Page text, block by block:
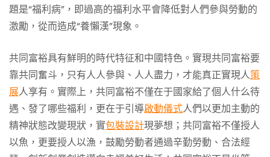
題是“福利病”，即過高的福利水平會降低對人們參與勞動的
激勵，從而造成“養懶漢”現象。
共同富裕具有鮮明的時代特征和中國特色。實現共同富裕要
靠共同奮斗，只有人人參與、人人盡力，才能真正實現人策
展人享有。實際上，共同富裕不僅在于國家給了個人什么待
遇、發了哪些福利，更在于引導啟動儀式人們以更加主動的
精神狀態改變現狀，實包裝設計現夢想；共同富裕不僅授人
以魚，更要授人以漁，鼓勵勞動者通過辛勤勞動、合法經